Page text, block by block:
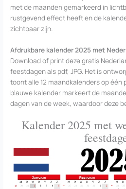
met de maanden gemarkeerd in
rustgevend effect heeft en de
zichtbaar zijn.
Afdrukbare kalender 2025 met
Download of print deze gratis
feestdagen als pdf, JPG. Het is
toont alle 12 maandkalenders op één
blauwe kalender markeert de
dagen van de week, waardoor deze
Kalender 2025 met